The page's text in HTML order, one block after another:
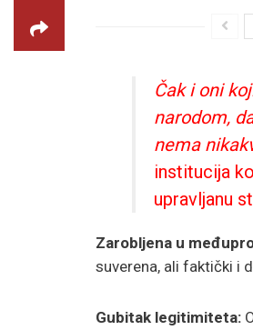
Čak i oni
narodom,
nema
institucija
upravljanu
Zarobljena u
suverena, ali faktički i
Gubitak legitimiteta: